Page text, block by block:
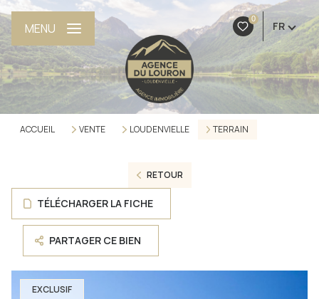
0
FR
MENU
ACCUEIL VENTE LOUDENVIELLE TERRAIN
RETOUR
TÉLÉCHARGER LA FICHE
PARTAGER CE BIEN
EXCLUSIF